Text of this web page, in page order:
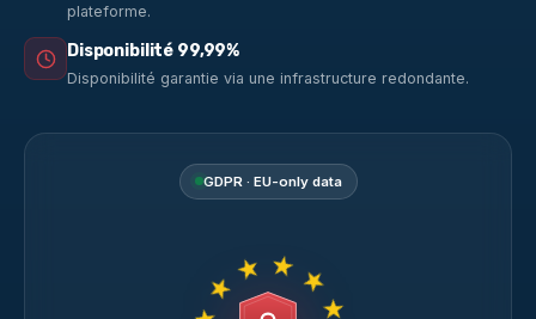
plateforme.
Disponibilité 99,99%
Disponibilité garantie via une infrastructure redondante.
GDPR · EU-only data